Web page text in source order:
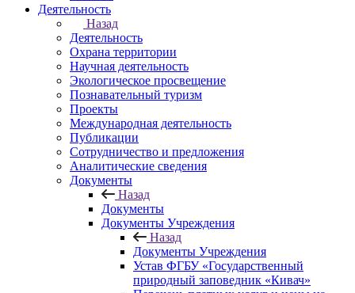
Деятельность
Назад
Деятельность
Охрана территории
Научная деятельность
Экологическое просвещение
Познавательный туризм
Проекты
Международная деятельность
Публикации
Сотрудничество и предложения
Аналитические сведения
Документы
Назад
Документы
Документы Учреждения
Назад
Документы Учреждения
Устав ФГБУ «Государственный
природный заповедник «Кивач»